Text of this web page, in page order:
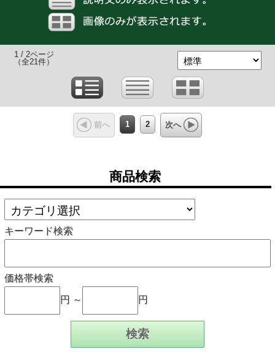
1 / 2ページ
（全21件）
前へ 1 2 次へ
商品検索
キーワード検索
価格帯検索
円 ～ 円